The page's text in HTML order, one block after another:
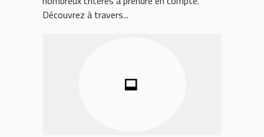
Découvrez à travers...